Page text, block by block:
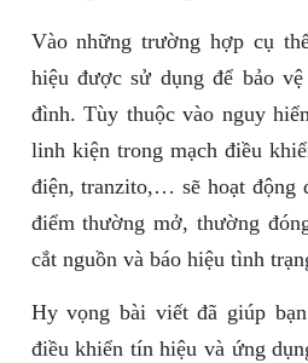
Vào những trường hợp cụ
hiệu được sử dụng để bảo
đình. Tùy thuộc vào nguy
linh kiện trong mạch điều
điện, tranzito,… sẽ hoạt động
điểm thường mở, thường
cắt nguồn và báo hiệu tình
Hy vọng bài viết đã giúp
điều khiển tín hiệu và ứng